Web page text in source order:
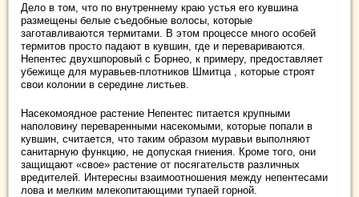
Дело в том, что по внутреннему краю устья его кувшина
размещены белые съедобные волосы, которые
заготавливаются термитами. В этом процессе много особей
термитов просто падают в кувшин, где и перевариваются.
Непентес двухшпоровый с Борнео, к примеру, предоставляет
убежище для муравьев-плотников Шмитца , которые строят
свои колонии в середине листьев.
Насекомоядное растение Непентес питается крупными
наполовину переваренными насекомыми, которые попали в
кувшин, считается, что таким образом муравьи выполняют
санитарную функцию, не допуская гниения. Кроме того, они
защищают «свое» растение от посягательств различных
вредителей. Интересны взаимоотношения между непентесами
лова и мелким млекопитающими тупаей горной.